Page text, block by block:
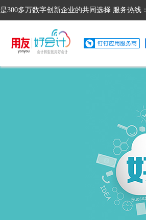
是300多万数字创新企业的共同选择 服务热线